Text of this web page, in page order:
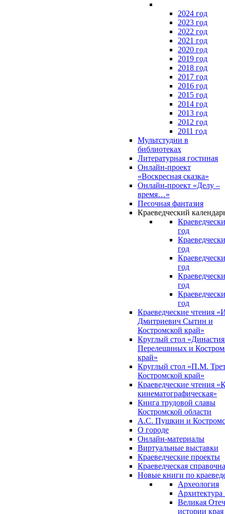
2024 год
2023 год
2022 год
2021 год
2020 год
2019 год
2018 год
2017 год
2016 год
2015 год
2014 год
2013 год
2012 год
2011 год
Мультстудии в
библиотеках
Литературная гостиная
Онлайн-проект
«Воскресная сказка»
Онлайн-проект «Делу –
время…»
Песочная фантазия
Краеведческий
год
год
год
год
год
Краеведческие чтения
Дмитриевич Сытин и
Костромской край»
Круглый стол
Перелешиных и
край»
Круглый стол «П.М.
Костромской край»
Краеведческие чтения
кинематографическая»
Книга трудовой славы
Костромской области
А.С. Пушкин и
О городе
Онлайн-материалы
Виртуальные выставки
Краеведческие проекты
Краеведческая
Новые книги по
Археология
Архитектура
Великая
истории края